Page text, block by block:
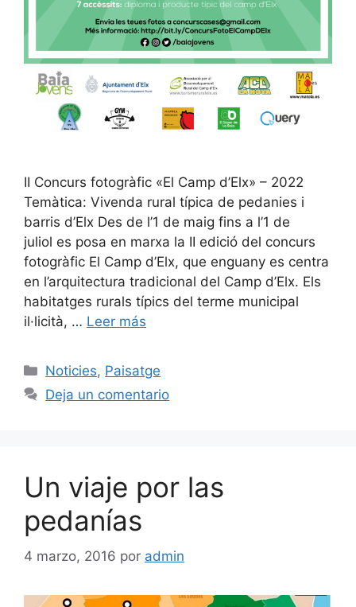
II Concurs fotogràfic «El Camp d’Elx» – 2022
Temàtica: Vivenda rural típica de pedanies i
barris d’Elx Des de l’1 de maig fins a l’1 de
juliol es posa en marxa la II edició del concurs
fotogràfic El Camp d’Elx, que enguany es centra
en l’arquitectura tradicional del Camp d’Elx. Els
habitatges rurals típics del terme municipal
il·licità, … Leer más
Categorías
Noticies, Paisatge
Deja un comentario
Un viaje por las
pedanías
4 marzo, 2016 por admin